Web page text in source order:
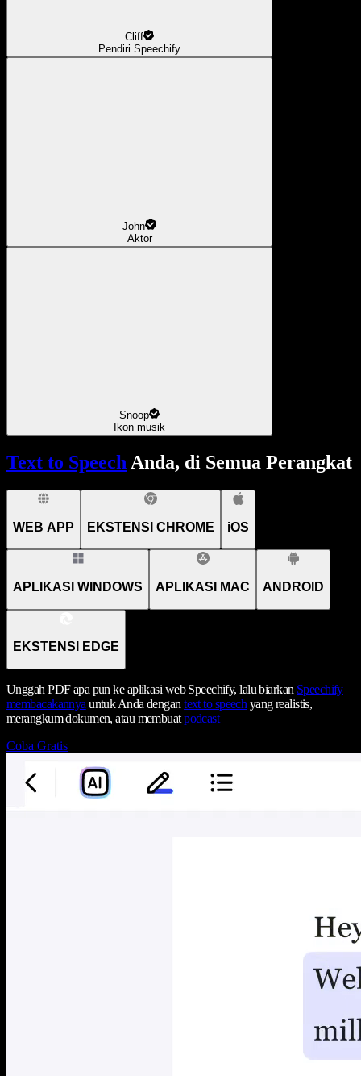
Cliff
Pendiri Speechify
John
Aktor
Snoop
Ikon musik
Text to SpeechAnda, di Semua Perangkat
WEB APP EKSTENSI CHROME iOS
APLIKASI WINDOWS APLIKASI MAC ANDROID
EKSTENSI EDGE
Unggah PDF apa pun ke aplikasi web Speechify, lalu biarkan Speechify
membacakannya untuk Anda dengantext to speech yang realistis,
merangkum dokumen, atau membuatpodcast
Coba Gratis